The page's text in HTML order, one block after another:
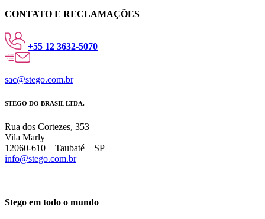
CONTATO E RECLAMAÇÕES
+55 12 3632-5070
sac@stego.com.br
STEGO DO BRASIL LTDA.
Rua dos Cortezes, 353
Vila Marly
12060-610 – Taubaté – SP
info@stego.com.br
Stego em todo o mundo